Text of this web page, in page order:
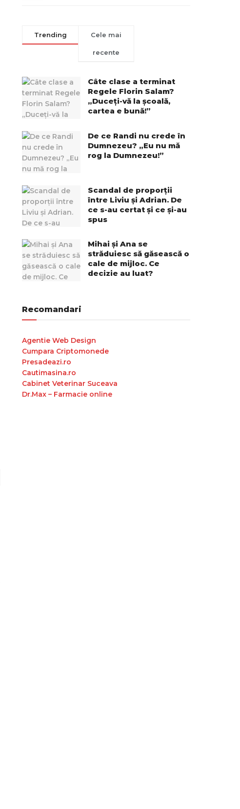
Trending Cele mai
recente
Câte clase a terminat
Regele Florin Salam?
„Duceți-vă la școală,
cartea e bună!”
De ce Randi nu crede în
Dumnezeu? „Eu nu mă
rog la Dumnezeu!”
Scandal de proporții
între Liviu și Adrian. De
ce s-au certat și ce și-au
spus
Mihai și Ana se
străduiesc să găsească o
cale de mijloc. Ce
decizie au luat?
Recomandari
Agentie Web Design
Cumpara Criptomonede
Presadeazi.ro
Cautimasina.ro
Cabinet Veterinar Suceava
Dr.Max – Farmacie online